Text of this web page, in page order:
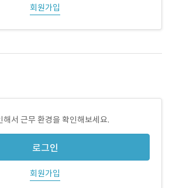
회원가입
해서 근무 환경을 확인해보세요.
로그인
회원가입